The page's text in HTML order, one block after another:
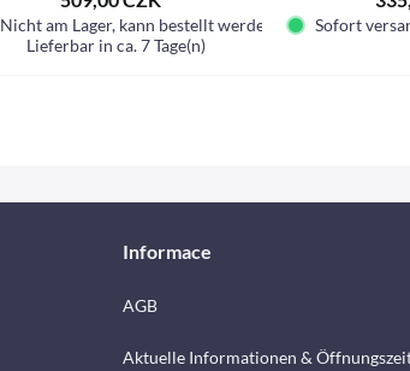
Nicht am Lager, kann bestellt werden
Lieferbar in ca. 7 Tage(n)
Sofort
Informace
AGB
Aktuelle Informationen &